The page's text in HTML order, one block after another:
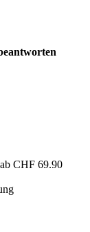
ab CHF 69.90